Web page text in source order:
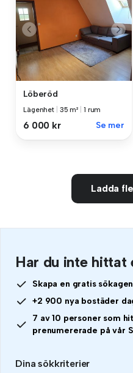
Löberöd
Lägenhet 35 m² 1 rum
6 000 kr Se mer
Ladda
Har du inte hittat
Skapa en gratis
+2 900 nya bostäder
7 av 10 personer som
prenumererade på vår
Dina sökkriterier